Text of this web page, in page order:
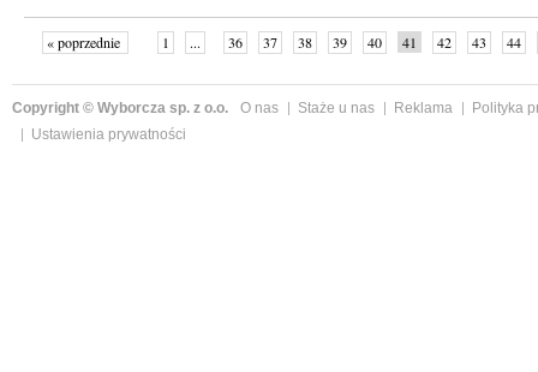
« poprzednie 1 ... 36 37 38 39 40 41 42 43
44
Copyright © Wyborcza sp. z o.o. O nas Staże u nas Reklama
Polityka
Ustawienia prywatności